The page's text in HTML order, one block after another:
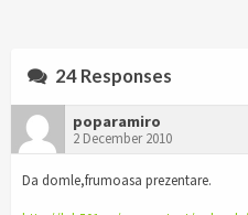
24 Responses
poparamiro
2 December 2010
Da domle,frumoasa prezentare.